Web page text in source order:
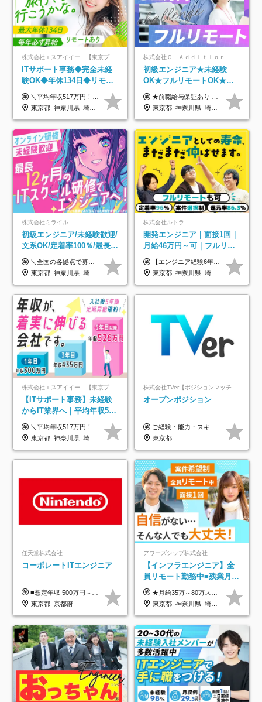
株式会社エスアイイー 【東京プロマーケット上場】
ITサポート事務◆完全未経
験OK◆年休134日◆リモー
トOK◆残業月7h以下◆賞与
年3回◆5年目まで必ず昇給
＼平均年収517万円！入社5年目まで毎年必ず昇給／ ■賞与年3回 ■年収800万円以上も可 ■入社3年以上の平均年収469.2万円 月給23万2000円以上＋賞与年3回＋各種手当 ☆入社5年目まで最大1万5000円の定期昇給を確約 ┃各種手当充実 ・規定の資格を取得すれば、2000円～5万円を毎月支給（2万4000円～60万円／年） ・研修中に取得した取得率95％の資格でも研修後の給料UP ※月給は年齢・経験・能力を考慮して、優遇いたします ※上記月給金額は固定残業代（20時間/3万1300円円以上）を含み、超過分は別途支給いたします ※試用期間（6ヶ月）は月給に変動はありますが、その他待遇に差異はありません ├入社後1ヶ月～3ヶ月間は、月給20万1900円となります └上記金額は固定残業代（10時間／1万6000円）を含み、超過分は別途支給いたします
東京都_神奈川県_埼玉県_千葉県_大阪府_愛知県_北海道_青森県_岩手県_宮城県_秋田県_山形県_福島県_茨城県_栃木県_群馬県_新潟県_山梨県_長野県_富山県_石川県_福井県_静岡県_岐阜県_三重県_兵庫県_京都府_滋賀県_奈良県_和歌山県_広島県_岡山県_鳥取県_島根県_山口県_徳島県_香川県_愛媛県_高知県_福岡県_熊本県_佐賀県_長崎県_大分県_宮崎県_鹿児島県_沖縄県
株式会社Ｃ Ａｄｄｉｔｉｏｎ
初級エンジニア★未経験
OK★フルリモートOK★月
給32万円～★残業月10h＆
年休120日以上★副業可
★前職給与保証あり ★月給32万円以上＋インセンティブあり 月給32万円以上＋インセンティブ＋各種手当 ※上記には固定残業代（月30時間・44,400円～）を含みます ※超過分は別途支給します ※試用期間はございません ★＼成果＝あなたの収入／★ 【1】案件単価ー8万円＝あなたの給与 参画したプロジェクトの案件単価から 一律8万円引いた金額があなたの給与です！ （月給例） ■1人称での構築・小規模な詳細設計 案件単価55万円ー8万円＝月給47万円（還元率85.5%） ■大型案件の設計・構築やプロジェクト管理 案件単価90万円ー8万円＝月給82万円（還元率91.1%） ‥‥‥‥‥‥‥‥‥‥‥‥‥‥‥‥‥‥ 【2】月給の他にも豊富なインセンティブあり 全員が月3～13万円のインセンティブをゲットしています！ ≪インセンティブ制度≫ 稼働している現場で増員・交代が発生し、 当社の人員を配属が決定した際に支給。 ◇C Addition正社員が参画 ：実粗利の10%／毎月 ◇協力会社所属の社員が参画：実粗利の30%／毎月 ≪リファラル制度≫ あなたの知り合いが当社のメンバーになった際に、 毎月1人あたり2万円支給します◎ ‥‥‥‥‥‥‥‥‥‥‥‥‥‥‥‥‥‥
東京都_神奈川県_埼玉県_千葉県_大阪府_愛知県_北海道_青森県_岩手県_宮城県_秋田県_山形県_福島県_茨城県_栃木県_群馬県_新潟県_山梨県_長野県_富山県_石川県_福井県_静岡県_岐阜県_三重県_兵庫県_京都府_滋賀県_奈良県_和歌山県_広島県_岡山県_鳥取県_島根県_山口県_徳島県_香川県_愛媛県_高知県_福岡県_熊本県_佐賀県_長崎県_大分県_宮崎県_鹿児島県_沖縄県
株式会社ミライル
初級エンジニア/未経験歓迎/
文系OK/定着率100％/最長1
年の自社ITスクール研修あ
り/年休130日
＼全国の各拠点で募集中！／ 給与は以下の通り、勤務地により異なります。 札幌：月給23万円～27万円 仙台：月給22万円～26万円 新潟：月給22万円～26万円 東京：月給26万円～30万円 大阪：月給24万円～29万円 福岡：月給23.5万円～27万円 沖縄：月給21万円～26万円 ◎給与は知識や経験を考慮して決定します。 ◎残業は別途全額支給します。 ◎試用期間12カ月あり（給与は以下の通りです。その他条件に変更はありません） （試用期間の給与） 札幌：月給18.6万円～ 仙台：月給19万円～ 新潟：月給18万円～ 東京：月給22万円～ 大阪：月給20.8万円～ 福岡：月給19万円～ 沖縄：月給18万円～
東京都_神奈川県_埼玉県_千葉県_大阪府_愛知県_北海道_青森県_岩手県_宮城県_秋田県_山形県_福島県_茨城県_栃木県_群馬県_新潟県_山梨県_長野県_富山県_石川県_福井県_静岡県_岐阜県_三重県_兵庫県_京都府_滋賀県_奈良県_和歌山県_広島県_岡山県_鳥取県_島根県_山口県_徳島県_香川県_愛媛県_高知県_福岡県_熊本県_佐賀県_長崎県_大分県_宮崎県_鹿児島県_沖縄県
株式会社ルトラ
開発エンジニア｜面接1回｜
月給46万円～可｜フルリモ
ートも可｜案件選択制｜定
着率96％以上｜副業OK｜住
宅手当
【エンジニア経験6年以上の方】 月給46万円～100万円（固定残業代含む） ※上記月給には月30時間分の固定残業代（月8万7,400円～月19万円）を含む。超過分は全額支給。 【エンジニア経験4年以上の方】 月給42万円～100万円（固定残業代含む） ※上記月給には月30時間分の固定残業代（月7万9,800円～月19万円）を含む。超過分は全額支給。 【エンジニア経験4年未満の方】 月給38万円～100万円（固定残業代含む） ※上記月給には月30時間分の固定残業代（月7万2,200円～月19万円）を含む。超過分は全額支給。 ※経験、スキル、前職給与などを踏まえて決定。 ◆ルトラの給与制度のポイント！◆ ・社員の95%が入社時に年収UP！最高で300万円UPの実績も ・平均還元率86.3%（交通費・住宅手当・会社負担分の社保も含む） ・人柄やポテンシャルを評価し、スキル以上の希望年収を提示することも ・退職金制度やリファラル手当（平均50万円）あり
東京都_神奈川県_埼玉県_千葉県_大阪府_愛知県_北海道_青森県_岩手県_宮城県_秋田県_山形県_福島県_茨城県_栃木県_群馬県_新潟県_山梨県_長野県_富山県_石川県_福井県_静岡県_岐阜県_三重県_兵庫県_京都府_滋賀県_奈良県_和歌山県_広島県_岡山県_鳥取県_島根県_山口県_徳島県_香川県_愛媛県_高知県_福岡県_熊本県_佐賀県_長崎県_大分県_宮崎県_鹿児島県_沖縄県
株式会社エスアイイー 【東京プロマーケット上場】
【ITサポート事務】未経験
からIT業界へ｜平均年収517
万円｜ホワイト企業認定｜
年休134日｜リモートOK
＼平均年収517万円！入社5年目まで毎年必ず昇給／ ■賞与年3回 ■年収800万円以上も可 ■入社3年以上の平均年収469.2万円 月給23万2000円以上＋賞与年3回＋各種手当 ☆入社5年目まで最大1万5000円の定期昇給を確約 ┃各種手当充実 ・規定の資格を取得すれば、2000円～5万円を毎月支給（2万4000円～60万円／年） ・研修中に取得した取得率95％の資格でも研修後の給料UP ※月給は年齢・経験・能力を考慮して、優遇いたします ※上記月給金額は固定残業代（20時間/3万1300円円以上）を含み、超過分は別途支給いたします ※試用期間（6ヶ月）は月給に変動はありますが、その他待遇に差異はありません ├入社後1ヶ月～3ヶ月間は、月給20万1900円となります └上記金額は固定残業代（10時間／1万6000円）を含み、超過分は別途支給いたします
東京都_神奈川県_埼玉県_千葉県_大阪府_愛知県_北海道_青森県_岩手県_宮城県_秋田県_山形県_福島県_茨城県_栃木県_群馬県_新潟県_山梨県_長野県_富山県_石川県_福井県_静岡県_岐阜県_三重県_兵庫県_京都府_滋賀県_奈良県_和歌山県_広島県_岡山県_鳥取県_島根県_山口県_徳島県_香川県_愛媛県_高知県_福岡県_熊本県_佐賀県_長崎県_大分県_宮崎県_鹿児島県_沖縄県
株式会社TVer【ポジションマッチ登録】
オープンポジション
ご経験・能力・スキル等により、当社基準にて優遇・相談のうえ決定いたします。
東京都
任天堂株式会社
コーポレートITエンジニア
■想定年収 500万円～900万円 月給制 月給278,000円～ ※残業が発生した場合、残業代を別途全額支給します ※試用期間2ヶ月あり(待遇や給与に差異はありません)
東京都_京都府
アワーズシップ株式会社
【インフラエンジニア】全
員リモート勤務中■残業月
3h■最大3ヶ月の連休あり■
年休126日■20～30代活躍
中！
★月給35万～80万スタートも可 【未経験の方】 ■月給26万～80万＋賞与年2回（年2ヶ月分） 【何かしらのインフラエンジニア経験をお持ちの方】 ■月給35万～80万＋賞与年2回（年2ヶ月分） ※スキル・経験などを考慮し決定します ※試用期間6ヶ月あり。期間中は契約社員となります。その他の待遇に差異はありません（試用期間終了後、昇給の可能性あり） ※上記金額には固定残業代（月30時間分／4万9600円～15万2600円）を含みます。超過分は別途支給いたします。 ＼頑張りはインセンティブで還元！／ クライアントに貢献度を評価され、当社のエンジニアが追加で案件に参画することになるなど、会社にとって利益になる行動はしっかり評価します。 会社の成長に貢献できていることを実感でき、「もっと頑張ろう」と思える体制づくりを整えています！
東京都_神奈川県_埼玉県_千葉県_大阪府